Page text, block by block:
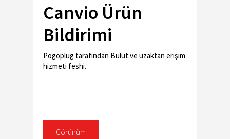
Canvio Ürün
Bildirimi
Pogoplug tarafından Bulut ve uzaktan erişim
hizmeti feshi.
Görünüm